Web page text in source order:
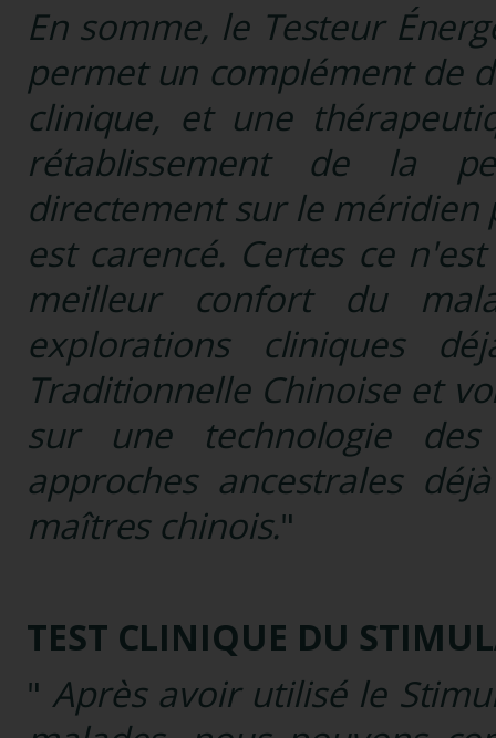
En somme, le Testeur
permet un complément de
clinique, et une
rétablissement de la
directement sur le méridien
est carencé. Certes ce
meilleur confort du
explorations cliniques
Traditionnelle Chinoise et
sur une technologie
approches ancestrales
maîtres chinois."
TEST CLINIQUE DU
" Après avoir utilisé le